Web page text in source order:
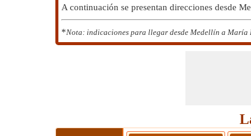
A continuación se presentan direcciones desde
*Nota: indicaciones para llegar desde Medellín a María